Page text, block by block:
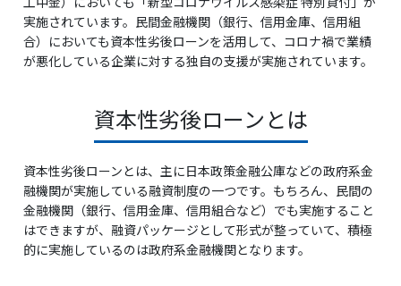
実施されています。民間金融機関（銀行、信用金庫、信用組
合）においても資本性劣後ローンを活用して、コロナ禍で業績
が悪化している企業に対する独自の支援が実施されています。
資本性劣後ローンとは
資本性劣後ローンとは、主に日本政策金融公庫などの政府系金
融機関が実施している融資制度の一つです。もちろん、民間の
金融機関（銀行、信用金庫、信用組合など）でも実施すること
はできますが、融資パッケージとして形式が整っていて、積極
的に実施しているのは政府系金融機関となります。